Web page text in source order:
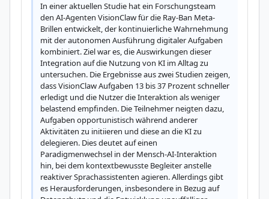
In einer aktuellen Studie hat ein Forschungsteam
den AI-Agenten VisionClaw für die Ray-Ban Meta-
Brillen entwickelt, der kontinuierliche Wahrnehmung
mit der autonomen Ausführung digitaler Aufgaben
kombiniert. Ziel war es, die Auswirkungen dieser
Integration auf die Nutzung von KI im Alltag zu
untersuchen. Die Ergebnisse aus zwei Studien zeigen,
dass VisionClaw Aufgaben 13 bis 37 Prozent schneller
erledigt und die Nutzer die Interaktion als weniger
belastend empfinden. Die Teilnehmer neigten dazu,
Aufgaben opportunistisch während anderer
Aktivitäten zu initiieren und diese an die KI zu
delegieren. Dies deutet auf einen
Paradigmenwechsel in der Mensch-AI-Interaktion
hin, bei dem kontextbewusste Begleiter anstelle
reaktiver Sprachassistenten agieren. Allerdings gibt
es Herausforderungen, insbesondere in Bezug auf